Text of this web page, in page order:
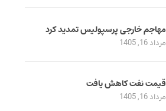
مهاجم خارجی پرسپولیس تمدید کرد
مرداد 16, 1405
قیمت نفت کاهش یافت
مرداد 16, 1405